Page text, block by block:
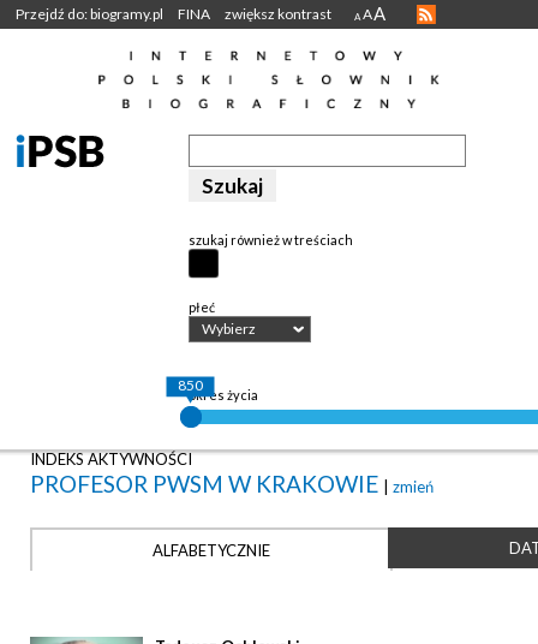
Przejdź do: biogramy.pl FINA zwiększ kontrast A AA
szukaj również w treściach
płeć
Wybierz
okres życia
850
INDEKS AKTYWNOŚCI
PROFESOR PWSM W KRAKOWIE | zmień
ALFABETYCZNIE